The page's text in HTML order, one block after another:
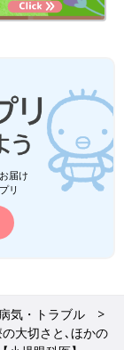
届け
リ
気・トラブル
大切さと､ほかの